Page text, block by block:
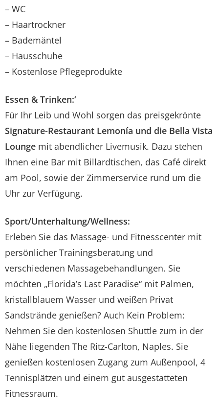
– WC
– Haartrockner
– Bademäntel
– Hausschuhe
– Kostenlose Pflegeprodukte
Essen & Trinken:‘
Für Ihr Leib und Wohl sorgen das preisgekrönte
Signature-Restaurant Lemonía und die Bella Vista
Lounge mit abendlicher Livemusik. Dazu stehen
Ihnen eine Bar mit Billardtischen, das Café direkt
am Pool, sowie der Zimmerservice rund um die
Uhr zur Verfügung.
Sport/Unterhaltung/Wellness:
Erleben Sie das Massage- und Fitnesscenter mit
persönlicher Trainingsberatung und
verschiedenen Massagebehandlungen. Sie
möchten „Florida’s Last Paradise“ mit Palmen,
kristallblauem Wasser und weißen Privat
Sandstrände genießen? Auch Kein Problem:
Nehmen Sie den kostenlosen Shuttle zum in der
Nähe liegenden The Ritz-Carlton, Naples. Sie
genießen kostenlosen Zugang zum Außenpool, 4
Tennisplätzen und einem gut ausgestatteten
Fitnessraum.